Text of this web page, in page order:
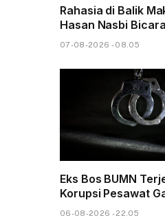
Rahasia di Balik
Hasan Nasbi Bicara
07-08-2026 - 08.05
Eks Bos BUMN
Korupsi Pesawat
06-08-2026 - 22.05